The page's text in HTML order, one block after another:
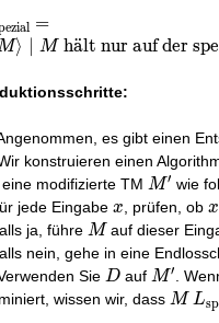
\langle M
hält nur auf
'I-love-
und auf keiner
=
⟩ Mha
¨lt nur auf der
es gibt einen
konstruieren einen
eine modifizierte TM M'
M′ wie
jede Eingabe x
x , prüfen, ob x
x
ja, führe M
M auf dieser
nein, gehe in eine
Sie D
Dauf M'
M′ .
wissen wir, dass M
M L